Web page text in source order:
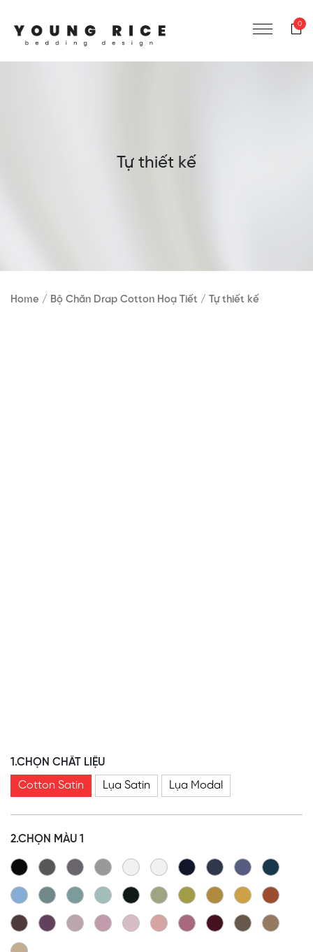
0
Tự thiết kế
Home / Bộ Chăn Drap Cotton Hoạ Tiết / Tự thiết kế
1.CHỌN CHẤT LIỆU
Cotton Satin
Lụa Satin Lụa Modal
2.CHỌN MÀU 1